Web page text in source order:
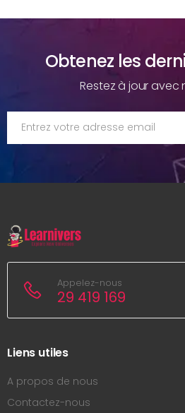
Obtenez les
Restez à jour avec
Appelez-nous
29 419 169
Liens utiles
A propos de nous
Contactez-nous